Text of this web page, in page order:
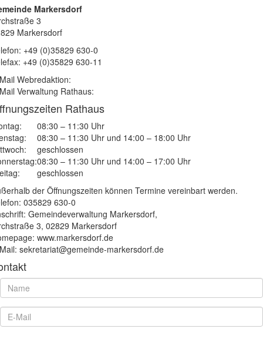
Markersdorf
3
Markersdorf
+49 (0)35829 630-0
+49 (0)35829 630-11
Webredaktion:
Verwaltung Rathaus:
Rathaus
08:30 – 11:30 Uhr
08:30 – 11:30 Uhr und 14:00 – 18:00 Uhr
geschlossen
08:30 – 11:30 Uhr und 14:00 – 17:00 Uhr
geschlossen
der Öffnungszeiten können Termine vereinbart werden.
035829 630-0
Gemeindeverwaltung Markersdorf,
3, 02829 Markersdorf
www.markersdorf.de
sekretariat@gemeinde-markersdorf.de